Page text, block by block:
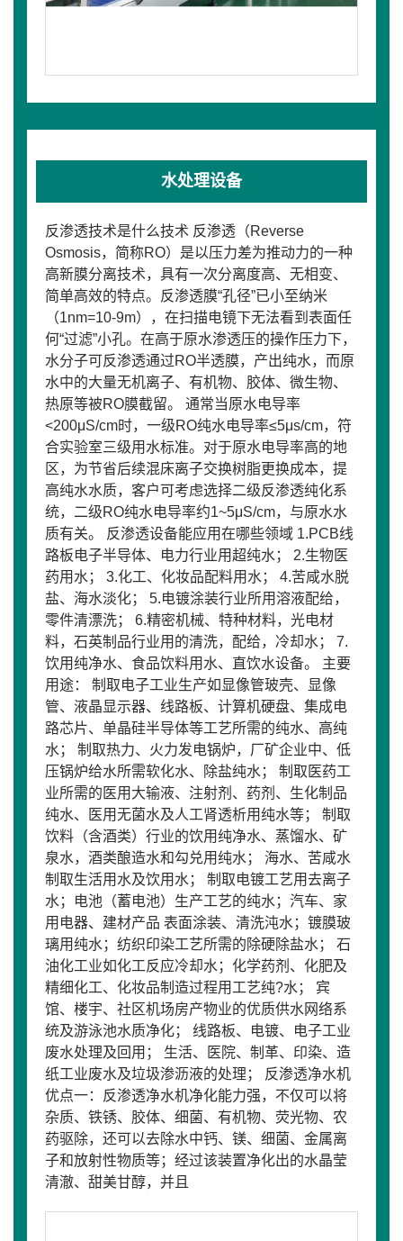
水处理设备
反渗透技术是什么技术 反渗透（Reverse
Osmosis，简称RO）是以压力差为推动力的一种
高新膜分离技术，具有一次分离度高、无相变、
简单高效的特点。反渗透膜“孔径”已小至纳米
（1nm=10-9m），在扫描电镜下无法看到表面任
何“过滤”小孔。在高于原水渗透压的操作压力下，
水分子可反渗透通过RO半透膜，产出纯水，而原
水中的大量无机离子、有机物、胶体、微生物、
热原等被RO膜截留。 通常当原水电导率
<200μS/cm时，一级RO纯水电导率≤5μs/cm，符
合实验室三级用水标准。对于原水电导率高的地
区，为节省后续混床离子交换树脂更换成本，提
高纯水水质，客户可考虑选择二级反渗透纯化系
统，二级RO纯水电导率约1~5μS/cm，与原水水
质有关。 反渗透设备能应用在哪些领域 1.PCB线
路板电子半导体、电力行业用超纯水； 2.生物医
药用水； 3.化工、化妆品配料用水； 4.苦咸水脱
盐、海水淡化； 5.电镀涂装行业所用溶液配给，
零件清漂洗； 6.精密机械、特种材料，光电材
料，石英制品行业用的清洗，配给，冷却水； 7.
饮用纯净水、食品饮料用水、直饮水设备。 主要
用途： 制取电子工业生产如显像管玻壳、显像
管、液晶显示器、线路板、计算机硬盘、集成电
路芯片、单晶硅半导体等工艺所需的纯水、高纯
水； 制取热力、火力发电锅炉，厂矿企业中、低
压锅炉给水所需软化水、除盐纯水； 制取医药工
业所需的医用大输液、注射剂、药剂、生化制品
纯水、医用无菌水及人工肾透析用纯水等； 制取
饮料（含酒类）行业的饮用纯净水、蒸馏水、矿
泉水，酒类酿造水和勾兑用纯水； 海水、苦咸水
制取生活用水及饮用水； 制取电镀工艺用去离子
水；电池（蓄电池）生产工艺的纯水；汽车、家
用电器、建材产品 表面涂装、清洗沌水；镀膜玻
璃用纯水；纺织印染工艺所需的除硬除盐水； 石
油化工业如化工反应冷却水；化学药剂、化肥及
精细化工、化妆品制造过程用工艺纯?水； 宾
馆、楼宇、社区机场房产物业的优质供水网络系
统及游泳池水质净化； 线路板、电镀、电子工业
废水处理及回用； 生活、医院、制革、印染、造
纸工业废水及垃圾渗沥液的处理； 反渗透净水机
优点一：反渗透净水机净化能力强，不仅可以将
杂质、铁锈、胶体、细菌、有机物、荧光物、农
药驱除，还可以去除水中钙、镁、细菌、金属离
子和放射性物质等；经过该装置净化出的水晶莹
清澈、甜美甘醇，并且